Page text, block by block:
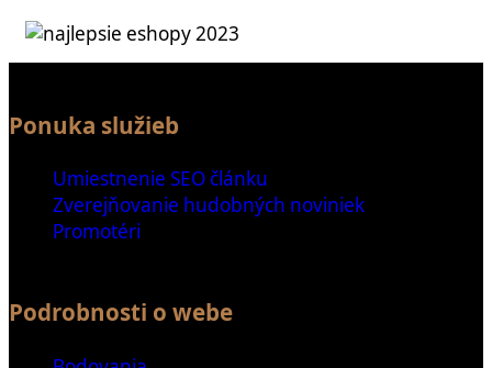
Ponuka služieb
Umiestnenie SEO článku
Zverejňovanie hudobných noviniek
Promotéri
Podrobnosti o webe